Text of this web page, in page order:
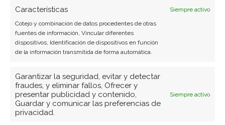
Características
Siempre activo
Cotejo y combinación de datos procedentes de otras
fuentes de información, Vincular diferentes
dispositivos, Identificación de dispositivos en función
de la información transmitida de forma automática.
Garantizar la seguridad, evitar y detectar
fraudes, y eliminar fallos, Ofrecer y
presentar publicidad y contenido,
Guardar y comunicar las preferencias de
privacidad.
Siempre activo